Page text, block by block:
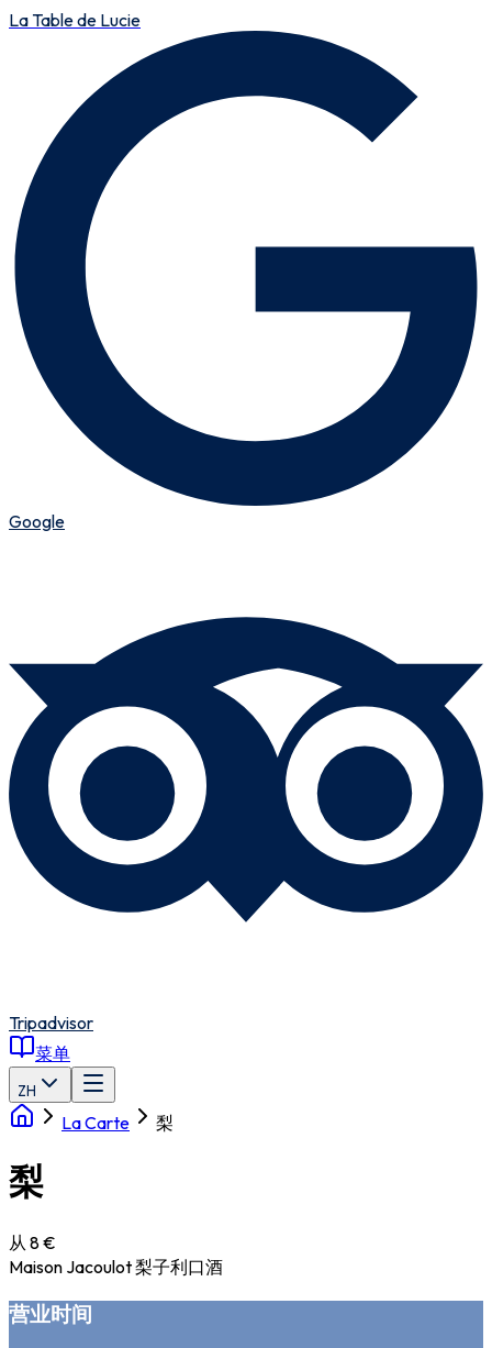
La Table de Lucie
Google
Tripadvisor
菜单
ZH
La Carte 梨
梨
从 8 €
Maison Jacoulot 梨子利口酒
营业时间